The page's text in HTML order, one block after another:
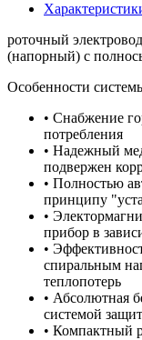
роточный
(напорный) с
Особенности
• Снабжение
потребления
• Надежный
подвержен
• Полностью
принципу
•
прибор в
•
спиральным
теплопотерь
• Абсолютная
системой
• Компактный